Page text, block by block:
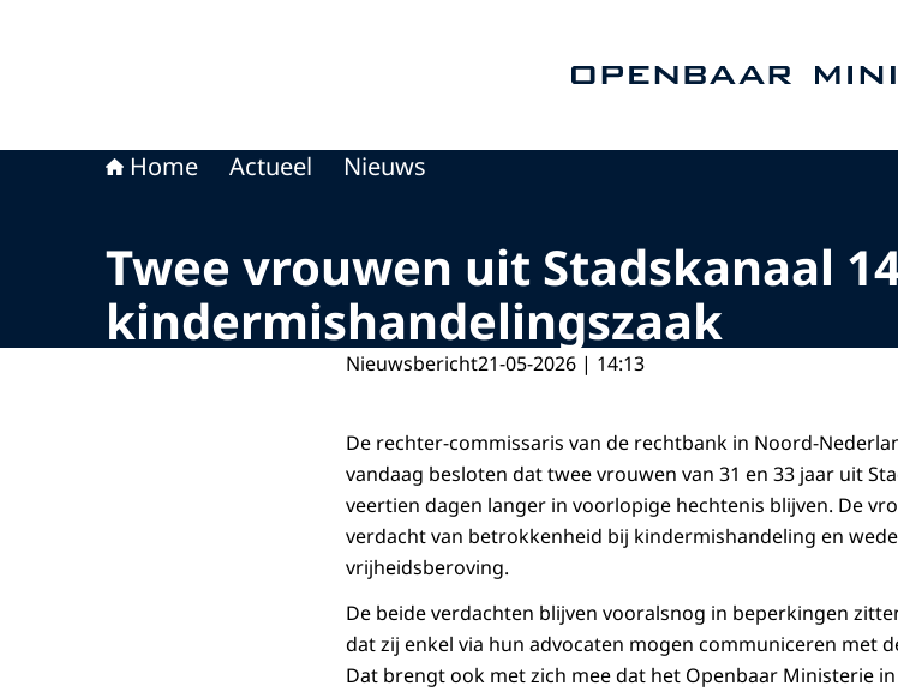
Home Actueel Nieuws
Twee vrouwen uit Stadskanaal
kindermishandelingszaak
Nieuwsbericht21-05-2026 | 14:13
De rechter-commissaris van de rechtbank in Noord-
vandaag besloten dat twee vrouwen van 31 en 33 jaar uit
veertien dagen langer in voorlopige hechtenis blijven. De
verdacht van betrokkenheid bij kindermishandeling en
vrijheidsberoving.
De beide verdachten blijven vooralsnog in beperkingen
dat zij enkel via hun advocaten mogen communiceren met
Dat brengt ook met zich mee dat het Openbaar Ministerie